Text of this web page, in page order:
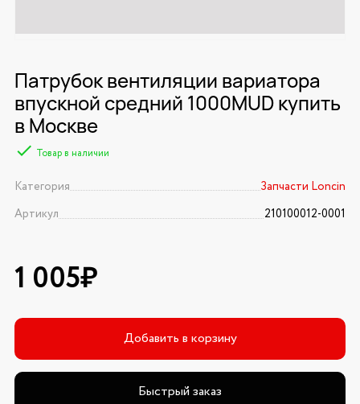
Патрубок вентиляции вариатора
впускной средний 1000MUD купить
в Москве
Товар в наличии
Категория
Запчасти Loncin
Артикул
210100012-0001
1 005₽
Добавить в корзину
Быстрый заказ